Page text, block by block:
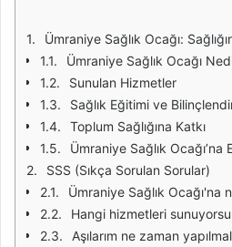
Ümraniye Sağlık Ocağı:
Ümraniye Sağlık Ocağı
Sunulan Hizmetler
Sağlık Eğitimi ve
Toplum Sağlığına Katkı
Ümraniye Sağlık Ocağı’na
SSS (Sıkça Sorulan Sorular)
Ümraniye Sağlık Ocağı'na
Hangi hizmetleri
Aşılarım ne zaman